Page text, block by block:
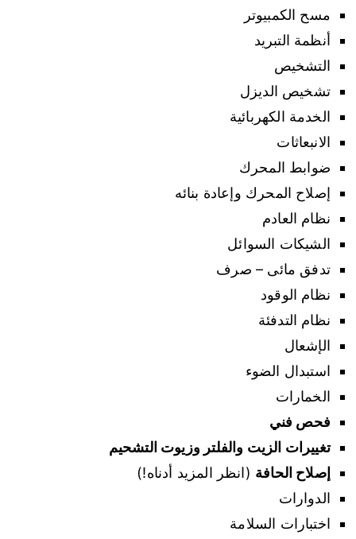
مسح الكمبيوتر
أنظمة التبريد
التشخيص
تشخيص الديزل
الخدمة الكهربائية
الانبعاثات
ضوابط المحرك
إصلاح المحرك وإعادة بنائه
نظام العادم
الشيكات السوائل
تدفق مائى – صرف
نظام الوقود
نظام التدفئة
الإشعال
استبدال الضوء
الخمارات
فحص فني
تغييرات الزيت والفلتر وزيوت التشحيم
إصلاح الحافة (انظر المزيد أدناه!)
الدوارات
اختبارات السلامة